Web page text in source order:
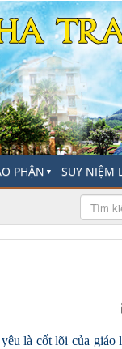
PHẬN ▼ SUY NIỆM
là cốt lõi của giáo